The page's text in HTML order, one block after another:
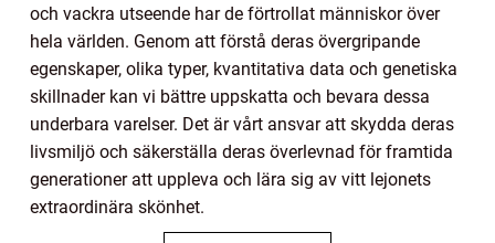
och vackra utseende har de förtrollat människor över
hela världen. Genom att förstå deras övergripande
egenskaper, olika typer, kvantitativa data och genetiska
skillnader kan vi bättre uppskatta och bevara dessa
underbara varelser. Det är vårt ansvar att skydda deras
livsmiljö och säkerställa deras överlevnad för framtida
generationer att uppleva och lära sig av vitt lejonets
extraordinära skönhet.